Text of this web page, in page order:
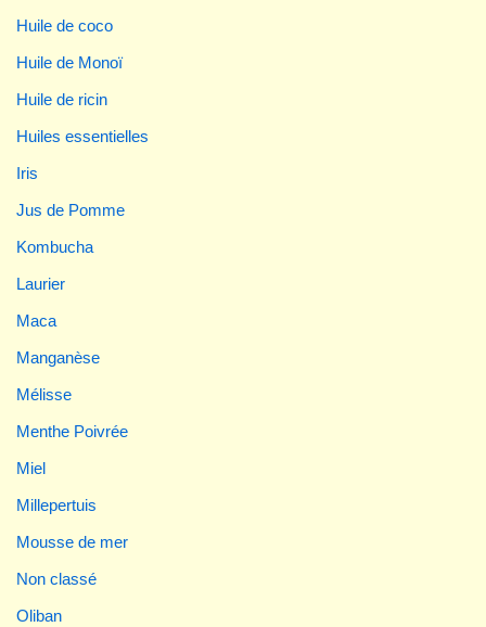
Huile de coco
Huile de Monoï
Huile de ricin
Huiles essentielles
Iris
Jus de Pomme
Kombucha
Laurier
Maca
Manganèse
Mélisse
Menthe Poivrée
Miel
Millepertuis
Mousse de mer
Non classé
Oliban